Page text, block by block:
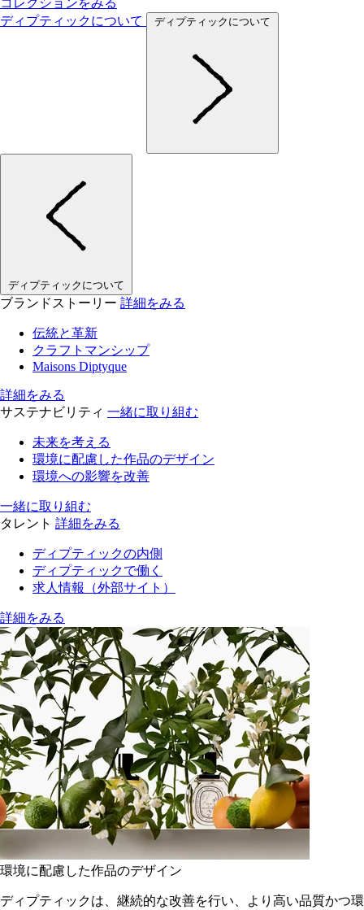
コレクションをみる
ディプティックについて
ディプティックについて
ディプティックについて
ブランドストーリー 詳細をみる
伝統と革新
クラフトマンシップ
Maisons Diptyque
詳細をみる
サステナビリティ 一緒に取り組む
未来を考える
環境に配慮した作品のデザイン
環境への影響を改善
一緒に取り組む
タレント 詳細をみる
ディプティックの内側
ディプティックで働く
求人情報（外部サイト）
詳細をみる
環境に配慮した作品のデザイン
ディプティックは、継続的な改善を行い、より高い品質かつ環